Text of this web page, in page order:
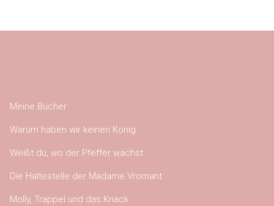
Meine Bücher
Warum haben wir keinen König
Weißt du, wo der Pfeffer wächst
Die Haltestelle der Madame Vromant
Molly, Trappel und das Knack